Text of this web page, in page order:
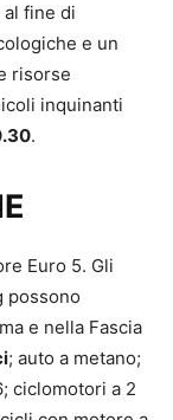
al fine di
e un
risorse
inquinanti
.
Euro 5. Gli
possono
e nella Fascia
; auto a metano;
ciclomotori a 2